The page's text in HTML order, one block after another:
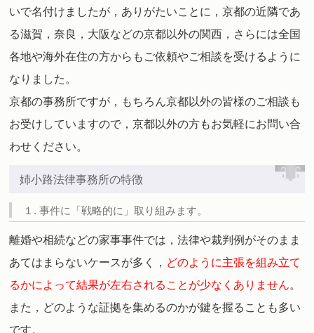
いで名付けましたが，ありがたいことに，京都の近隣であ
る滋賀，奈良，大阪などの京都以外の関西，さらには全国
各地や海外在住の方からもご依頼やご相談を受けるように
なりました。
京都の事務所ですが，もちろん京都以外の皆様のご相談も
お受けしていますので，京都以外の方もお気軽にお問い合
わせください。
姉小路法律事務所の特徴
１. 事件に「戦略的に」取り組みます。
離婚や相続などの家事事件では，法律や裁判例がそのまま
あてはまらないケースが多く， どのように主張を組み立て
るかによって結果が左右されることが少なくありません。
また，どのような証拠を集めるのかが鍵を握ることも多い
です。